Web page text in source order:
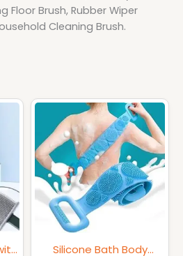
Floor Brush, Rubber Wiper
Cleaning Brush.
Silicone Bath Body
Original
price
was:
299৳ .
Current
price
is:
199৳ .